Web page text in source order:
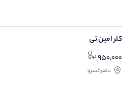
کلر امین تی
950,000
ناصرخسرو